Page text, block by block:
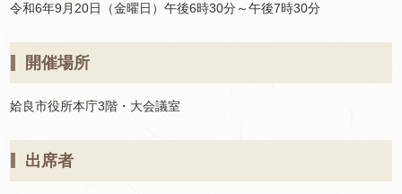
令和6年9月20日（金曜日）午後6時30分～午後7時30分
開催場所
姶良市役所本庁3階・大会議室
出席者